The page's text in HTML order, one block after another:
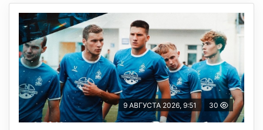
9 АВГУСТА 2026, 9:51 30